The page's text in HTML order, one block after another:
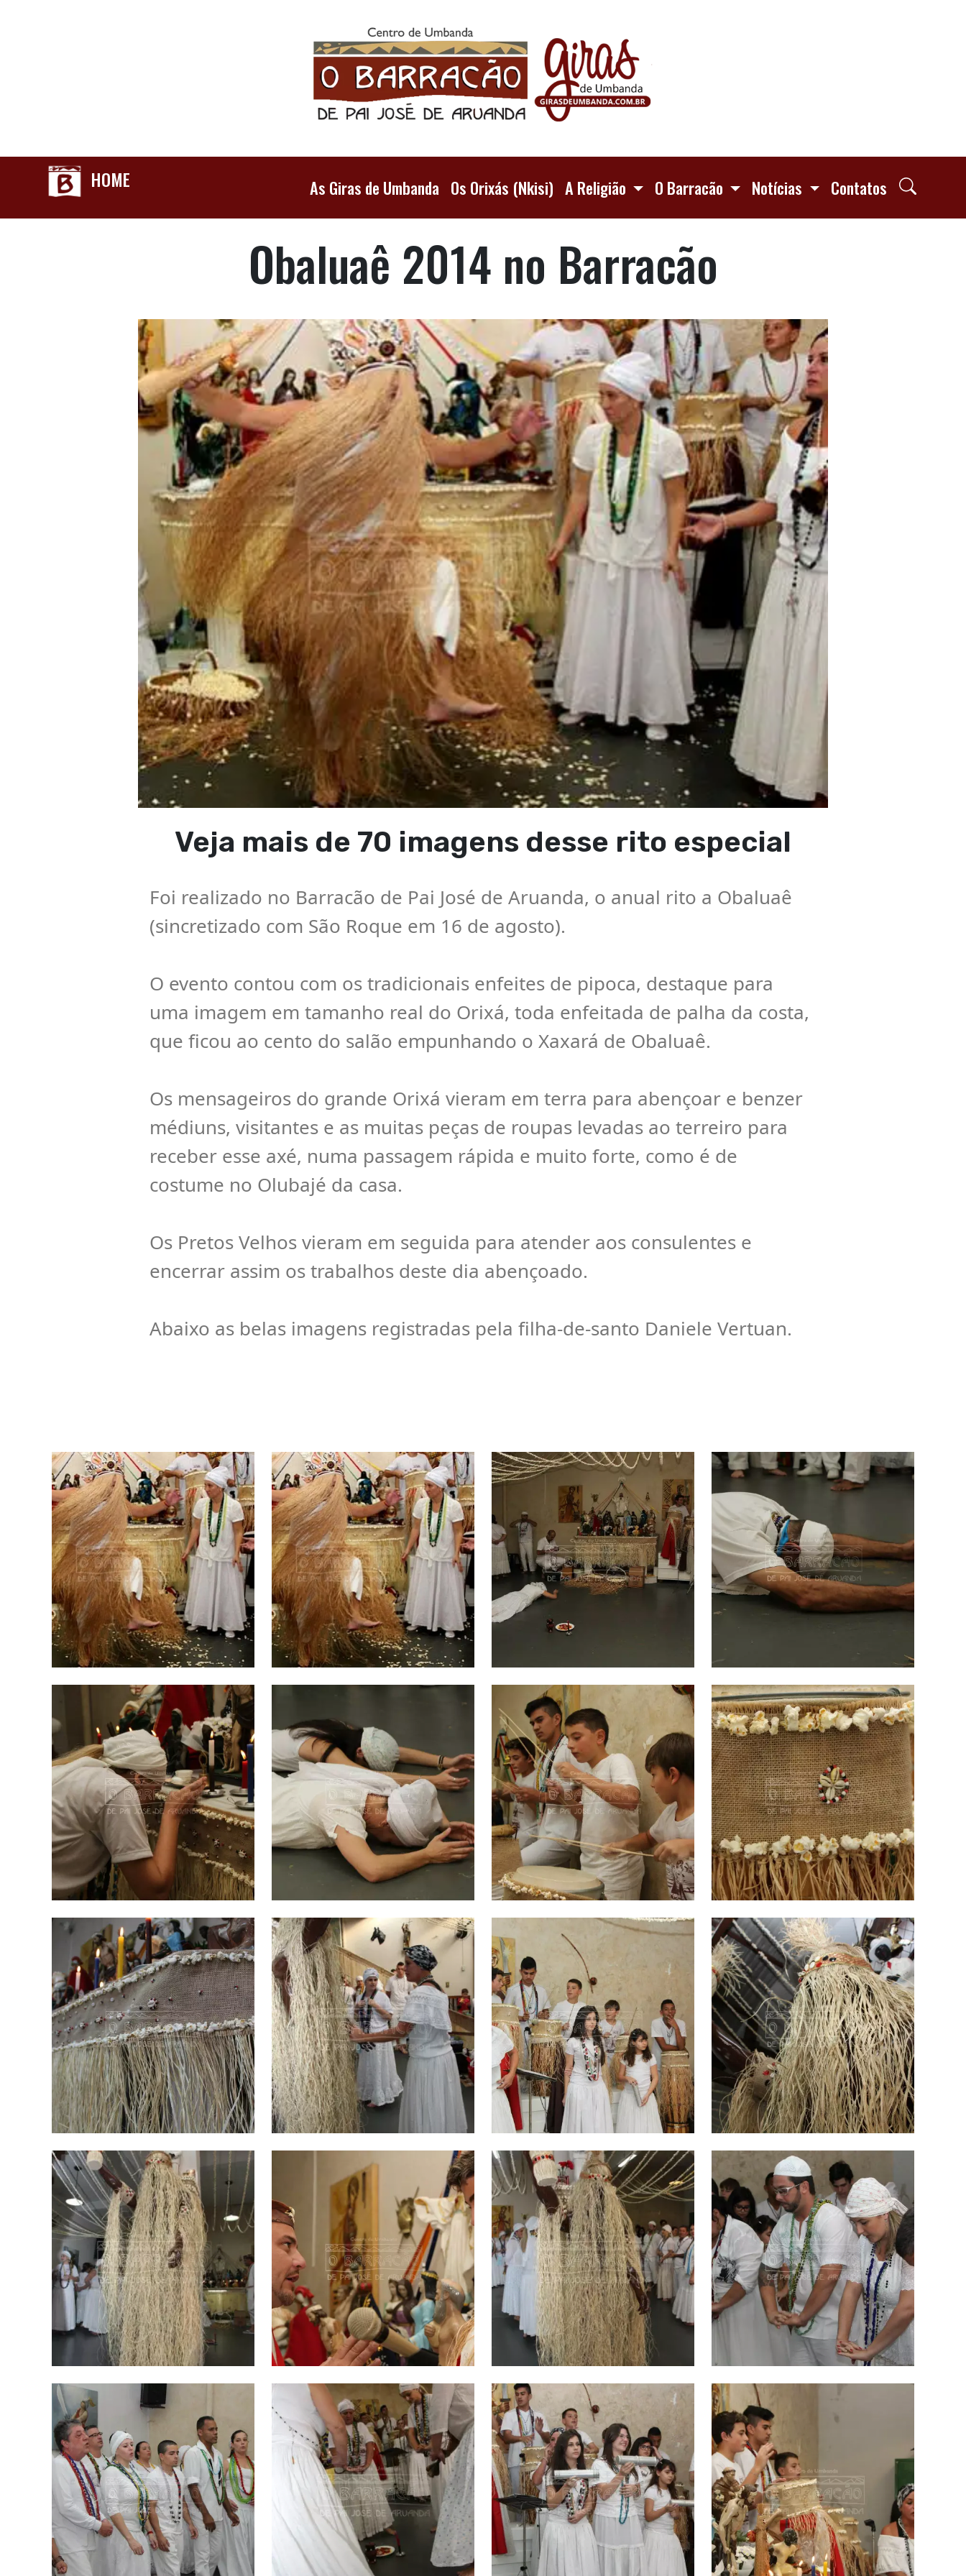
HOME As Giras de Umbanda Os Orixás (Nkisi) A Religião O Barracão Notícias Contatos
Obaluaê 2014 no Barracão
Veja mais de 70 imagens desse rito especial
Foi realizado no Barracão de Pai José de Aruanda, o anual rito a Obaluaê
(sincretizado com São Roque em 16 de agosto).
O evento contou com os tradicionais enfeites de pipoca, destaque para
uma imagem em tamanho real do Orixá, toda enfeitada de palha da costa,
que ficou ao cento do salão empunhando o Xaxará de Obaluaê.
Os mensageiros do grande Orixá vieram em terra para abençoar e benzer
médiuns, visitantes e as muitas peças de roupas levadas ao terreiro para
receber esse axé, numa passagem rápida e muito forte, como é de
costume no Olubajé da casa.
Os Pretos Velhos vieram em seguida para atender aos consulentes e
encerrar assim os trabalhos deste dia abençoado.
Abaixo as belas imagens registradas pela filha-de-santo Daniele Vertuan.